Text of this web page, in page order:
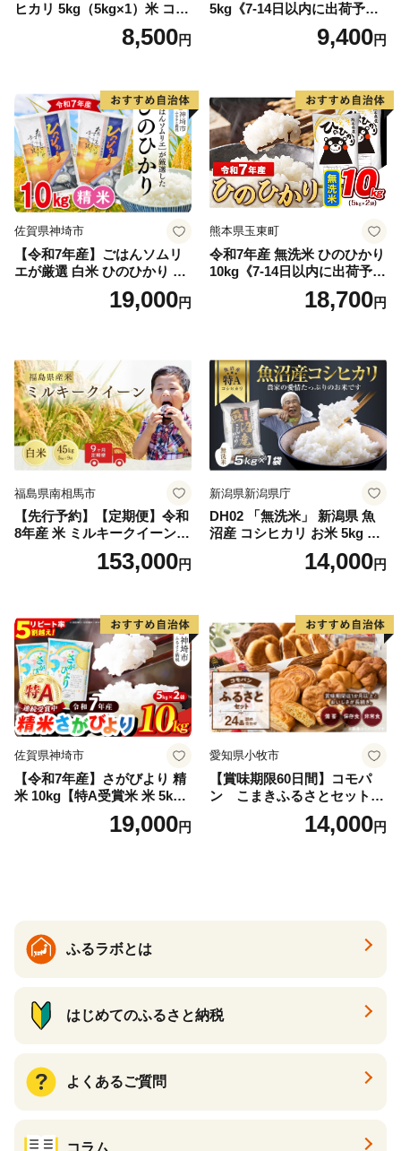
ヒカリ 5kg（5kg×1）米 コシ
ヒカリ こしひかり お米 白米
精米 5キロ おこめ こめ コメ
野町産 Elevation
8,500円
5kg《7-14日以内に出荷予定
(土日祝除く)》コメ 米 無洗米
高レビュー｜人気米 熊本県
9,400円
佐賀県神埼市
【令和7年産】ごはんソムリ
エが厳選 白米 ひのひかり 10
米 10kg 5kg×2 ひのひかり ブ
19,000円
熊本県玉東町
令和7年産 無洗米 ひのひかり
10kg《7-14日以内に出荷予定
(土日祝除く)》コメ 米 無洗米
令和7年産 高レビュー｜人気
18,700円
福島県南相馬市
【先行予約】【定期便】令和
8年産 米 ミルキークイーン
白米 45kg (5kg×9回) | ミルキ
ークイーン 米5kg 福島 福島
福島県 南相馬市 cu006-ae
153,000円
新潟県新潟県庁
DH02 「無洗米」 新潟県 魚
沼産 コシヒカリ お米 5kg こ
しひかり 精米 米（お米の美
味しい炊き方ガイド付き）
14,000円
佐賀県神埼市
【令和7年産】さがびより 精
米 10kg【特A受賞米 米 5kg×
2袋 お米 コメ こめ 国産 美味
しい ブランド米 人気 ランキ
19,000円
愛知県小牧市
【賞味期限60日間】コモパ
ン こまきふるさとセット
（24個入り）／災害用備蓄
保存食 非常食 防災グッズに
14,000円
ふるラボとは
はじめてのふるさと納税
よくあるご質問
コラム